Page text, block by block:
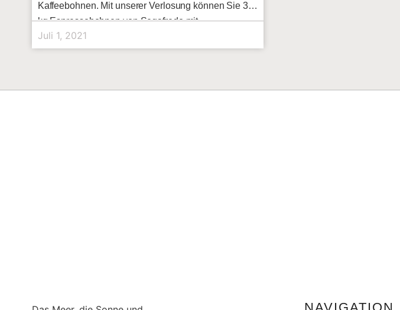
Kaffeebohnen. Mit unserer Verlosung können Sie 3
kg Espressobohnen von Segafredo mit
Juli 1, 2021